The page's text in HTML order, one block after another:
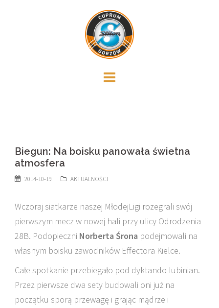
Biegun: Na boisku panowała świetna
atmosfera
2014-10-19 AKTUALNOŚCI
Wczoraj siatkarze naszej MłodejLigi rozegrali swój
pierwszym mecz w nowej hali przy ulicy Odrodzenia
28B. Podopieczni Norberta Śrona podejmowali na
własnym boisku zawodników Effectora Kielce.
Całe spotkanie przebiegało pod dyktando lubinian.
Przez pierwsze dwa sety budowali oni już na
początku sporą przewagę i grając mądrze i